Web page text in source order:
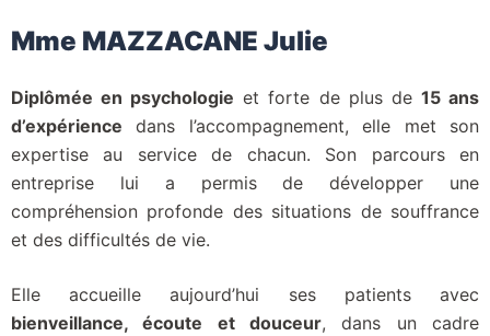
Mme MAZZACANE Julie
Diplômée en psychologie et forte de plus de 15 ans
d’expérience dans l’accompagnement, elle met son
expertise au service de chacun. Son parcours en
entreprise lui a permis de développer une
compréhension profonde des situations de souffrance
et des difficultés de vie.
Elle accueille aujourd’hui ses patients avec
bienveillance, écoute et douceur, dans un cadre